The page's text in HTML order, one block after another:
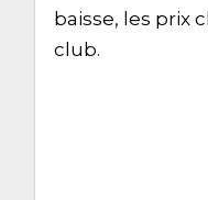
baisse, les prix
club.